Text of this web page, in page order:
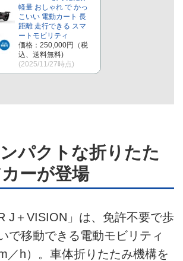
軽量 おしゃれ で かっ
こいい 電動カート 長
距離 走行できる スマ
ートモビリティ
価格：250,000円（税
込、送料無料)
(2025/11/27時点)
パクトな折りたた
ーが登場
J＋VISION」は、免許不要で歩
で移動できる電動モビリティ
／h）。車体折りたたみ機構を